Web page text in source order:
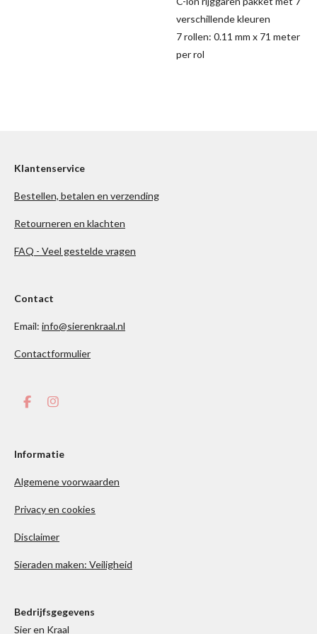
verschillende kleuren
7 rollen: 0.11 mm x 71 meter
per rol
Klantenservice
Bestellen, betalen en verzending
Retourneren en klachten
FAQ - Veel gestelde vragen
Contact
Email: info@sierenkraal.nl
Contactformulier
F
b
k
I
a
a
Informatie
Algemene voorwaarden
Privacy en cookies
Disclaimer
Sieraden maken: Veiligheid
Bedrijfsgegevens
Sier en Kraal